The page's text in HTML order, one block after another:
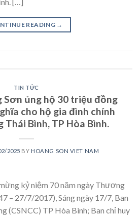
READING →
TIN TỨC
Sơn ủng hộ 30 triệu đồng
cho hộ gia đình chính
Thái Bình, TP Hòa Bình.
2025 BY HOANG SON VIET NAM
kỷ niệm 70 năm ngày Thương
– 27/7/2017), Sáng ngày 17/7, Ban
(CSNCC) TP Hòa Bình; Ban chỉ huy